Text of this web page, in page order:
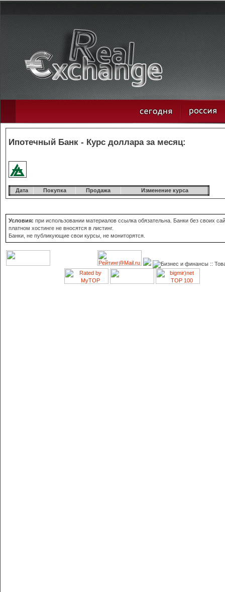
Ипотечный Банк - Курс доллара за месяц:
Дата Покупка Продажа Изменение курса
Условия: при использовании материалов ссылка обязательна. Банки без своих
платном хостинге не вносятся в листинг.
Банки, не публикующие свои курсы, не мониторятся.